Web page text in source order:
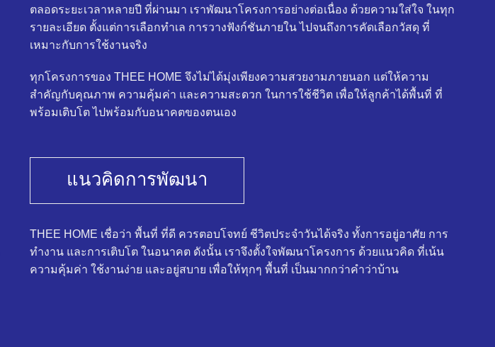
ตลอดระยะเวลาหลายปี ที่ผ่านมา เราพัฒนาโครงการอย่างต่อเนื่อง ด้วยความใส่ใจ ในทุก
รายละเอียด ตั้งแต่การเลือกทำเล การวางฟังก์ชันภายใน ไปจนถึงการคัดเลือกวัสดุ ที่
เหมาะกับการใช้งานจริง
ทุกโครงการของ THEE HOME จึงไม่ได้มุ่งเพียงความสวยงามภายนอก แต่ให้ความ
สำคัญกับคุณภาพ ความคุ้มค่า และความสะดวก ในการใช้ชีวิต เพื่อให้ลูกค้าได้พื้นที่ ที่
พร้อมเติบโต ไปพร้อมกับอนาคตของตนเอง
แนวคิดการพัฒนา
THEE HOME เชื่อว่า พื้นที่ ที่ดี ควรตอบโจทย์ ชีวิตประจำวันได้จริง ทั้งการอยู่อาศัย การ
ทำงาน และการเติบโต ในอนาคต ดังนั้น เราจึงตั้งใจพัฒนาโครงการ ด้วยแนวคิด ที่เน้น
ความคุ้มค่า ใช้งานง่าย และอยู่สบาย เพื่อให้ทุกๆ พื้นที่ เป็นมากกว่าคำว่าบ้าน